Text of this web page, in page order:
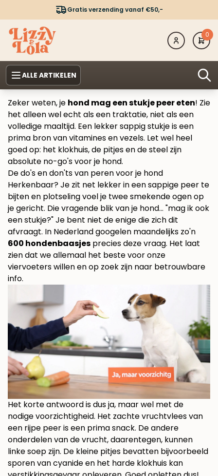
Gratis verzending vanaf €50,-
0
ALLE ARTIKELEN
Zeker weten, je hond mag een stukje peer eten! Zie
het alleen wel echt als een traktatie, niet als een
volledige maaltijd. Een lekker sappig stukje is een
prima bron van vitamines en vezels. Let wel heel
goed op: het klokhuis, de pitjes en de steel zijn
absolute no-go's voor je hond.
De do's en don'ts van peren voor je hond
Herkenbaar? Je zit net lekker in een sappige peer te
bijten en plotseling voel je twee smekende ogen op
je gericht. Die vragende blik van je hond… "mag ik ook
een stukje?" Je bent niet de enige die zich dit
afvraagt. In Nederland googelen maandelijks zo'n
600 hondenbaasjes precies deze vraag. Het laat
zien dat we allemaal het beste voor onze
viervoeters willen en op zoek zijn naar betrouwbare
info.
Het korte antwoord is dus ja, maar wel met de
nodige voorzichtigheid. Het zachte vruchtvlees van
een rijpe peer is een prima snack. De andere
onderdelen van de vrucht, daarentegen, kunnen
linke soep zijn. De kleine pitjes bevatten bijvoorbeeld
sporen van cyanide en het harde klokhuis kan